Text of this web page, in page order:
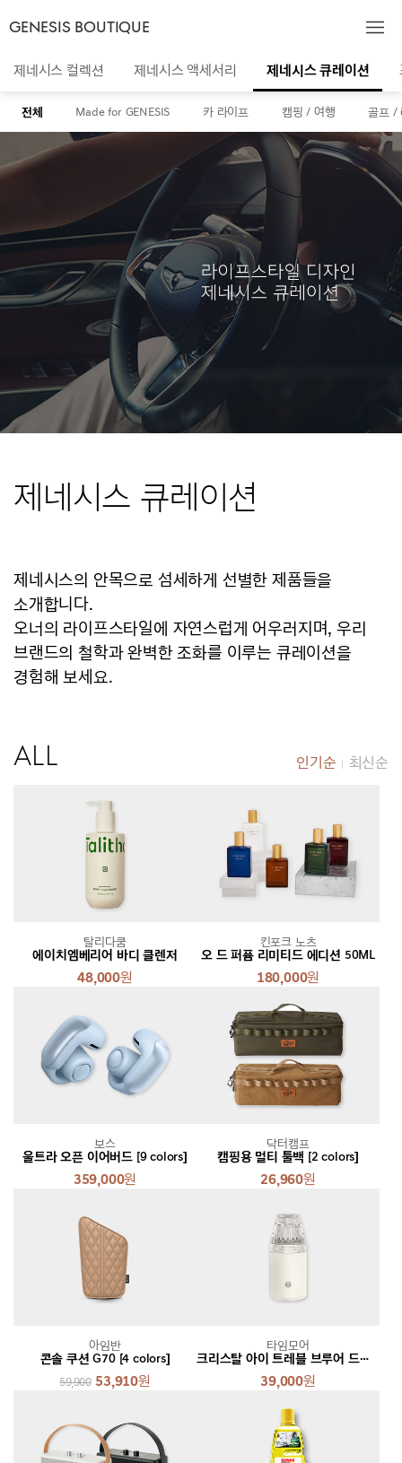
GENESIS BOUTIQUE
제네시스 컬렉션 제네시스 액세서리 제네시스 큐레이션
전체 Made for GENESIS 카 라이프 캠핑 / 여행 골프 /
제네시스 큐레이션
제네시스의 안목으로 섬세하게 선별한 제품들을
소개합니다.
오너의 라이프스타일에 자연스럽게 어우러지며, 우리
브랜드의 철학과 완벽한 조화를 이루는 큐레이션을
경험해 보세요.
ALL 인기순 | 최신순
에이치엠베리어 바디 클렌저
48,000원
탈리다쿰
오 드 퍼퓸 리미티드 에디션 50ML
180,000원
킨포크 노츠
울트라 오픈 이어버드 [9 colors]
359,000원
보스
캠핑용 멀티 툴백 [2 colors]
26,960원
닥터캠프
콘솔 쿠션 G70 [4 colors]
59,900 53,910원
아임반
크리스탈 아이 트레블 브루어 드리퍼
39,000원
타임모어